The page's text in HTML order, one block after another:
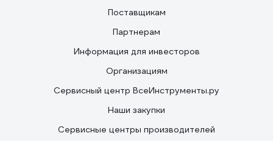
Поставщикам
Партнерам
Информация для инвесторов
Организациям
Сервисный центр ВсеИнструменты.ру
Наши закупки
Сервисные центры производителей